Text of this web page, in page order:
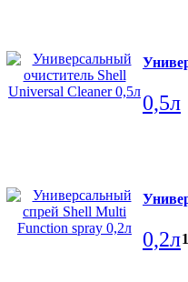
0,5л
0,2л